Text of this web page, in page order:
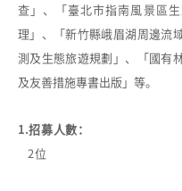
查」、「臺北市指南風景區
理」、「新竹縣峨眉湖周邊流
測及生態旅遊規劃」、「國有
及友善措施專書出版」等。
1.招募人數：
2位